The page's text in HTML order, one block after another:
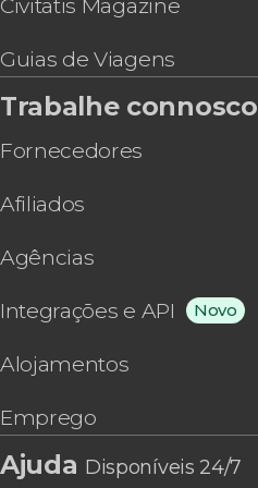
Civitatis Magazine
Guias de Viagens
Trabalhe connosco
Fornecedores
Afiliados
Agências
Integrações e API Novo
Alojamentos
Emprego
Ajuda Disponíveis 24/7